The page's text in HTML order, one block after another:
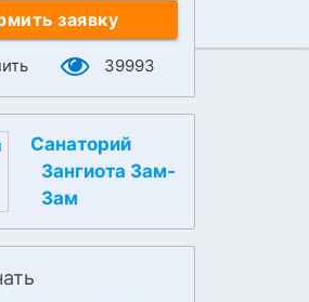
заявку
39993
Санаторий
Зангиота Зам-
Зам